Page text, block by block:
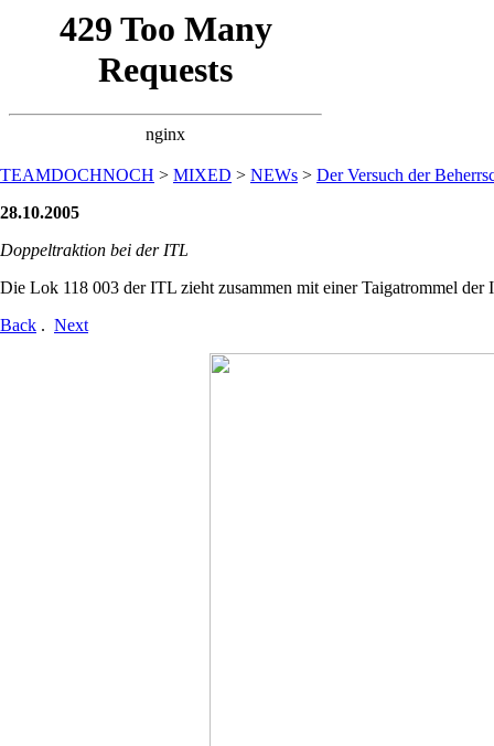
TEAMDOCHNOCH > MIXED > NEWs > Der Versuch der
28.10.2005
Doppeltraktion bei der ITL
Die Lok 118 003 der ITL zieht zusammen mit einer Taigatrommel
Back . Next